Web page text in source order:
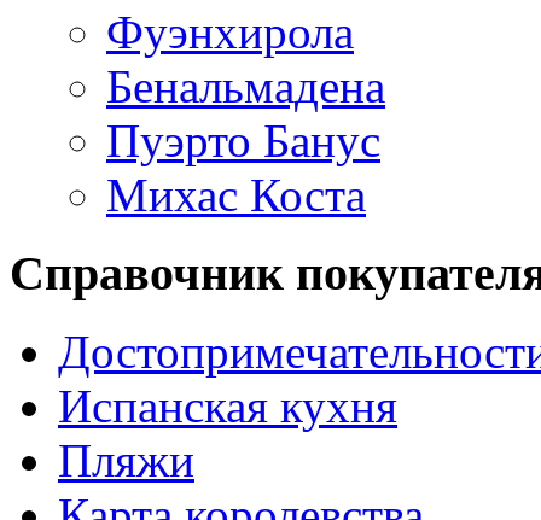
Фуэнхирола
Бенальмадена
Пуэрто Банус
Михас Коста
Справочник
Испанская кухня
Пляжи